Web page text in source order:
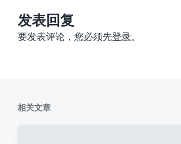
：
发表回复
要发表评论，您必须先登录。
相关文章